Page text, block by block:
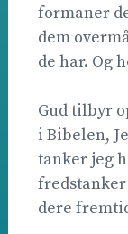
formaner
dem
de har. Og
Gud tilbyr
i Bibelen,
tanker jeg
dere